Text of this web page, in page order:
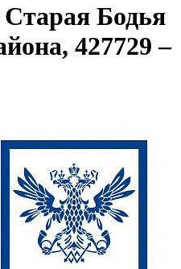
Бодья
427729 –